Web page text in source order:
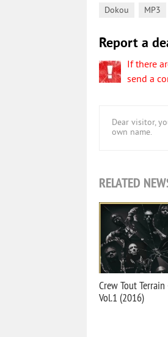
Dokou MP3
Report a
If there
send a
Dear visitor,
own name.
RELATED
Crew Tout Terrain
Vol.1 (2016)